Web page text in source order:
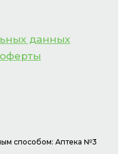
данных
способом: Аптека №3